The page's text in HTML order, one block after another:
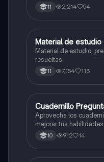
11 2,214 54
ICFES: Matemáticas
Material de estudio
Material de estudio,
resueltas
11 7,154 113
ICFES: Inglés
Cuadernillo
Aprovecha los
mejorar tus
Prueba Saber 11. 🫡
10 912 14